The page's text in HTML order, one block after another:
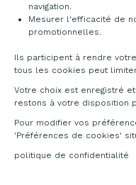
navigation.
Mesurer l'efficacité de
promotionnelles.
Ils participent à rendre
tous les cookies peut
Votre choix est enregistré
restons à votre disposition
Pour modifier vos
'Préférences de cookies'
politique de confidentialité